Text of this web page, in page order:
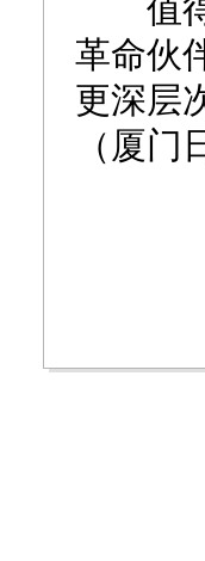
值得
革命伙
更深层
（厦门